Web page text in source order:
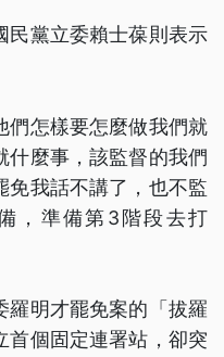
民黨立委賴士葆則表示
們怎樣要怎麼做我們就
什麼事，該監督的我們
免我話不講了，也不監
，準備第3階段去打
羅明才罷免案的「拔羅
首個固定連署站，卻突